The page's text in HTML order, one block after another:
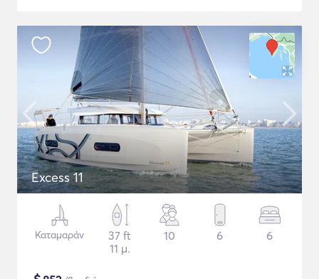
Excess 11
Καταμαράν
37 ft
11 μ.
10 6 6